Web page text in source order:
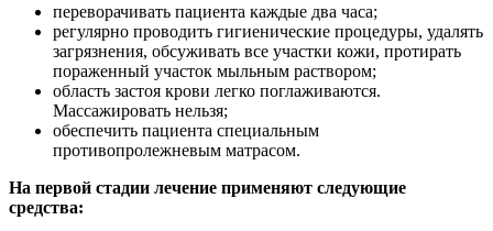
переворачивать пациента каждые два часа;
регулярно проводить гигиенические процедуры, удалять
загрязнения, обсуживать все участки кожи, протирать
пораженный участок мыльным раствором;
область застоя крови легко поглаживаются.
Массажировать нельзя;
обеспечить пациента специальным
противопролежневым матрасом.
На первой стадии лечение применяют следующие
средства: